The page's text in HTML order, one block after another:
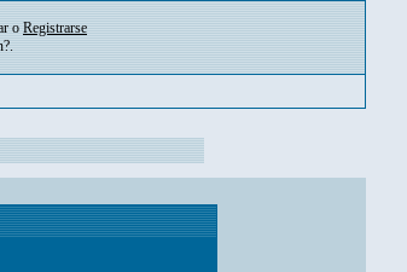
o Registrarse
.